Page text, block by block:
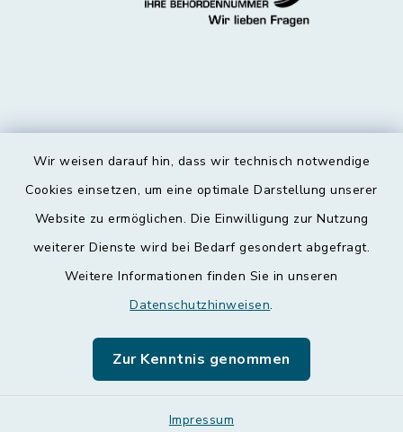
Wir weisen darauf hin, dass wir technisch notwendige
Cookies einsetzen, um eine optimale Darstellung unserer
Website zu ermöglichen. Die Einwilligung zur Nutzung
weiterer Dienste wird bei Bedarf gesondert abgefragt.
Weitere Informationen finden Sie in unseren
Datenschutzhinweisen.
Zur Kenntnis genommen
Impressum
Kontakt
Datenschutz
Leichte Sprache
Sitemap